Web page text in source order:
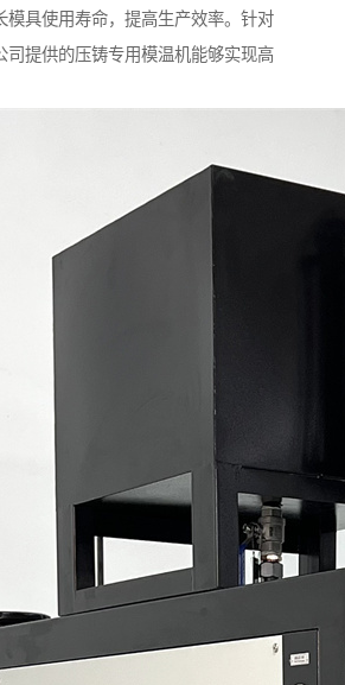
模具使用寿命，提高生产效率。针对
司提供的压铸专用模温机能够实现高